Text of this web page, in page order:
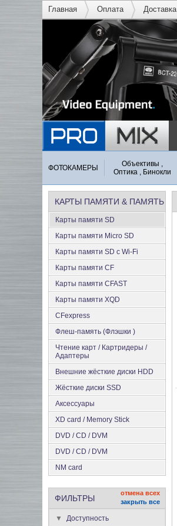
Главная Оплата Доставка
ФОТОКАМЕРЫ
Объективы ,
Оптика , Бинокли
КАРТЫ ПАМЯТИ & ПАМЯТЬ
Карты памяти SD
Карты памяти Micro SD
Карты памяти SD с Wi-Fi
Карты памяти CF
Карты памяти CFAST
Карты памяти XQD
CFexpress
Флеш-память (Флэшки )
Чтение карт / Картридеры /
Адаптеры
Внешние жёсткие диски HDD
Жёсткие диски SSD
Аксеcсуары
XD card / Memory Stick
DVD / CD / DVM
DVD / CD / DVM
NM card
ФИЛЬТРЫ
отмена всех
закрыть все
Доступность